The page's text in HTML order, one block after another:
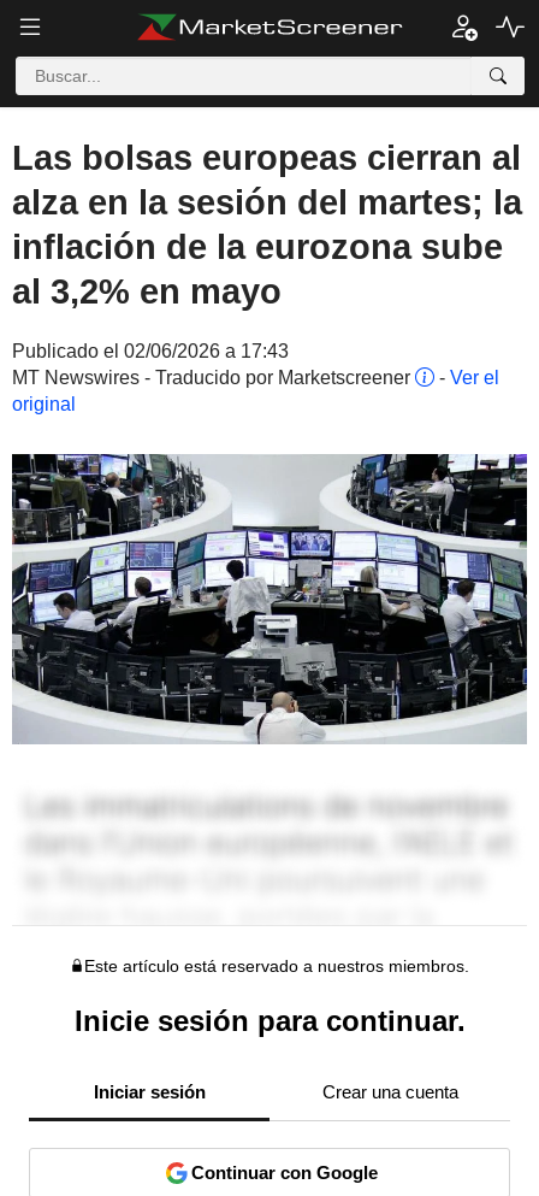
Las bolsas europeas cierran al
alza en la sesión del martes; la
inflación de la eurozona sube
al 3,2% en mayo
Publicado el 02/06/2026 a 17:43
MT Newswires - Traducido por Marketscreener
- Ver el
original
Este artículo está reservado a nuestros miembros.
Inicie sesión para continuar.
Iniciar sesión Crear una cuenta
Continuar con Google